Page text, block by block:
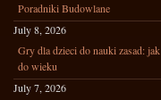
Poradniki Budowlane
July 8, 2026
Gry dla dzieci do nauki zasad:
do wieku
July 7, 2026